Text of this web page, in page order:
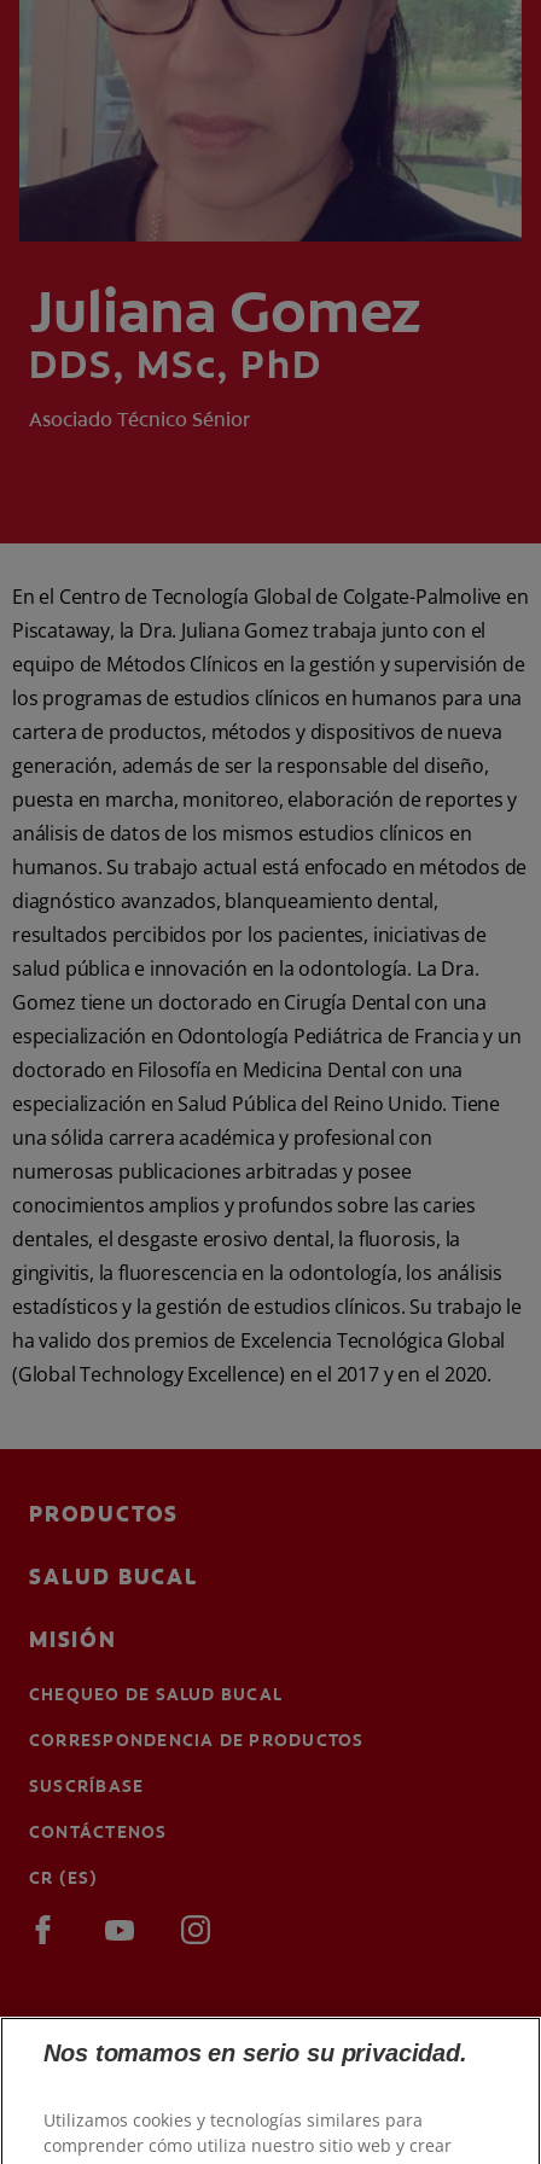
CHEQUEO DE SALUD BUCAL
CORRESPONDENCIA DE PRODUCTOS
PROMOCIONES
CR (ES)
Juliana Gomez
DDS, MSc, PhD
Asociado Técnico Sénior
En el Centro de Tecnología Global de Colgate-Palmolive en
Piscataway, la Dra. Juliana Gomez trabaja junto con el
equipo de Métodos Clínicos en la gestión y supervisión de
los programas de estudios clínicos en humanos para una
cartera de productos, métodos y dispositivos de nueva
generación, además de ser la responsable del diseño,
puesta en marcha, monitoreo, elaboración de reportes y
análisis de datos de los mismos estudios clínicos en
humanos. Su trabajo actual está enfocado en métodos de
diagnóstico avanzados, blanqueamiento dental,
resultados percibidos por los pacientes, iniciativas de
salud pública e innovación en la odontología. La Dra.
Gomez tiene un doctorado en Cirugía Dental con una
especialización en Odontología Pediátrica de Francia y un
doctorado en Filosofía en Medicina Dental con una
especialización en Salud Pública del Reino Unido. Tiene
una sólida carrera académica y profesional con
numerosas publicaciones arbitradas y posee
conocimientos amplios y profundos sobre las caries
dentales, el desgaste erosivo dental, la fluorosis, la
gingivitis, la fluorescencia en la odontología, los análisis
estadísticos y la gestión de estudios clínicos. Su trabajo le
ha valido dos premios de Excelencia Tecnológica Global
(Global Technology Excellence) en el 2017 y en el 2020.
PRODUCTOS
SALUD BUCAL
MISIÓN
CHEQUEO DE SALUD BUCAL
CORRESPONDENCIA DE PRODUCTOS
SUSCRÍBASE
CONTÁCTENOS
CR (ES)
Nos tomamos en serio su privacidad.
Utilizamos cookies y tecnologías similares para
comprender cómo utiliza nuestro sitio web y crear